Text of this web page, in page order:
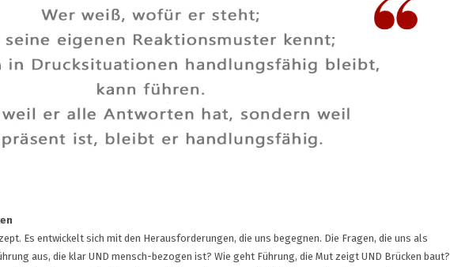
Es entwickelt sich mit den Herausforderungen, die uns begegnen. Die Fragen, die uns als
aus, die klar UND mensch-bezogen ist? Wie geht Führung, die Mut zeigt UND Brücken baut?